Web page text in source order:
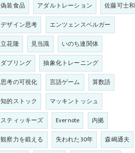
偽装食品
アダルトレーション
佐藤可士和
デザイン思考
エンツェンスベルガー
立花隆
見当識
いのち連関体
ダブリング
抽象化トレーニング
思考の可視化
言語ゲーム
算数語
知的ストック
マッキントッシュ
スティッキーズ
Evernote
内拠
観察力を鍛える
失われた30年
森嶋通夫